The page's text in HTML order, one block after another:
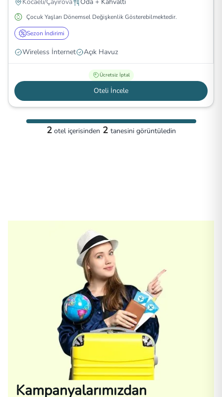
Çocuk Yaşları Dönemsel Değişkenlik Gösterebilmektedir.
Sezon İndirimi
Wireless İnternet Açık Havuz
Ücretsiz İptal
Oteli İncele
2 oteliçerisinden 2 tanesini görüntüledin
Kampanyalarımızdan